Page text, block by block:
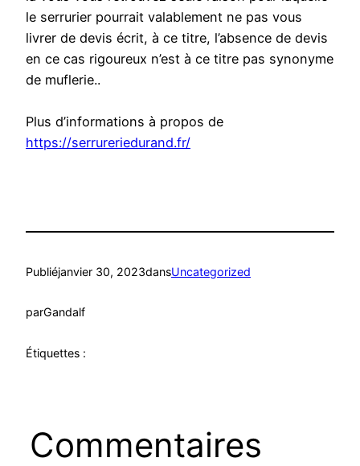
le serrurier pourrait valablement ne pas vous
livrer de devis écrit, à ce titre, l’absence de devis
en ce cas rigoureux n’est à ce titre pas synonyme
de muflerie..
Plus d’informations à propos de
https://serrureriedurand.fr/
Publiéjanvier 30, 2023dansUncategorized
parGandalf
Étiquettes :
Commentaires